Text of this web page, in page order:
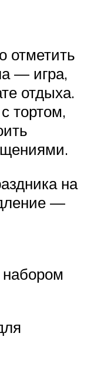
отметить
— игра,
отдыха.
тортом,
на
—